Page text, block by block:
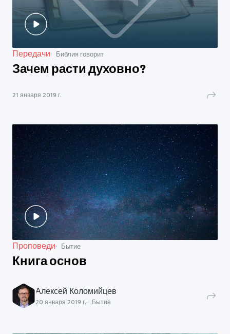
Передачи Библия говорит
Зачем расти духовно?
21 января 2019 г.
Проповеди Бытие
Книга основ
Алексей Коломийцев
20 января 2019 г. Бытие